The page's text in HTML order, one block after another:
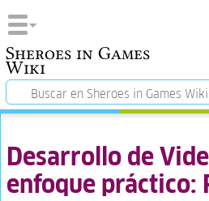
Sheroes in Games
Wiki
Desarrollo de
enfoque práctico: